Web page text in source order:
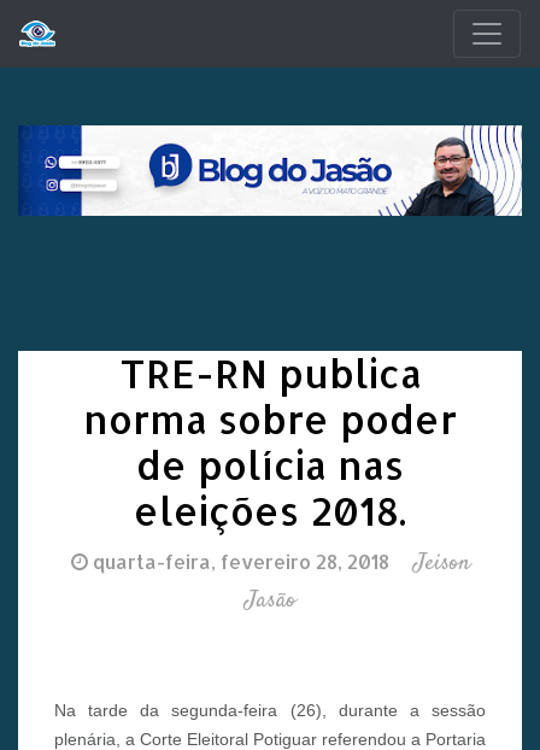
TRE-RN publica
norma sobre poder
de polícia nas
eleições 2018.
quarta-feira, fevereiro 28, 2018
Jeison
Jasão
Na tarde da segunda-feira (26), durante a sessão
plenária, a Corte Eleitoral Potiguar referendou a Portaria